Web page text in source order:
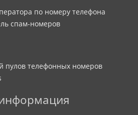
по номеру телефона
спам-номеров
пулов телефонных номеров